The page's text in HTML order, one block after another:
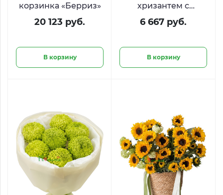
корзинка «Берриз»
20 123 руб.
В корзину
хризантем с
эвкалиптом «Рыжий
аппетит»
6 667 руб.
В корзину